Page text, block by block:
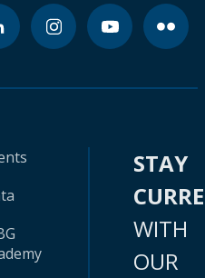
STAY
WITH
OUR